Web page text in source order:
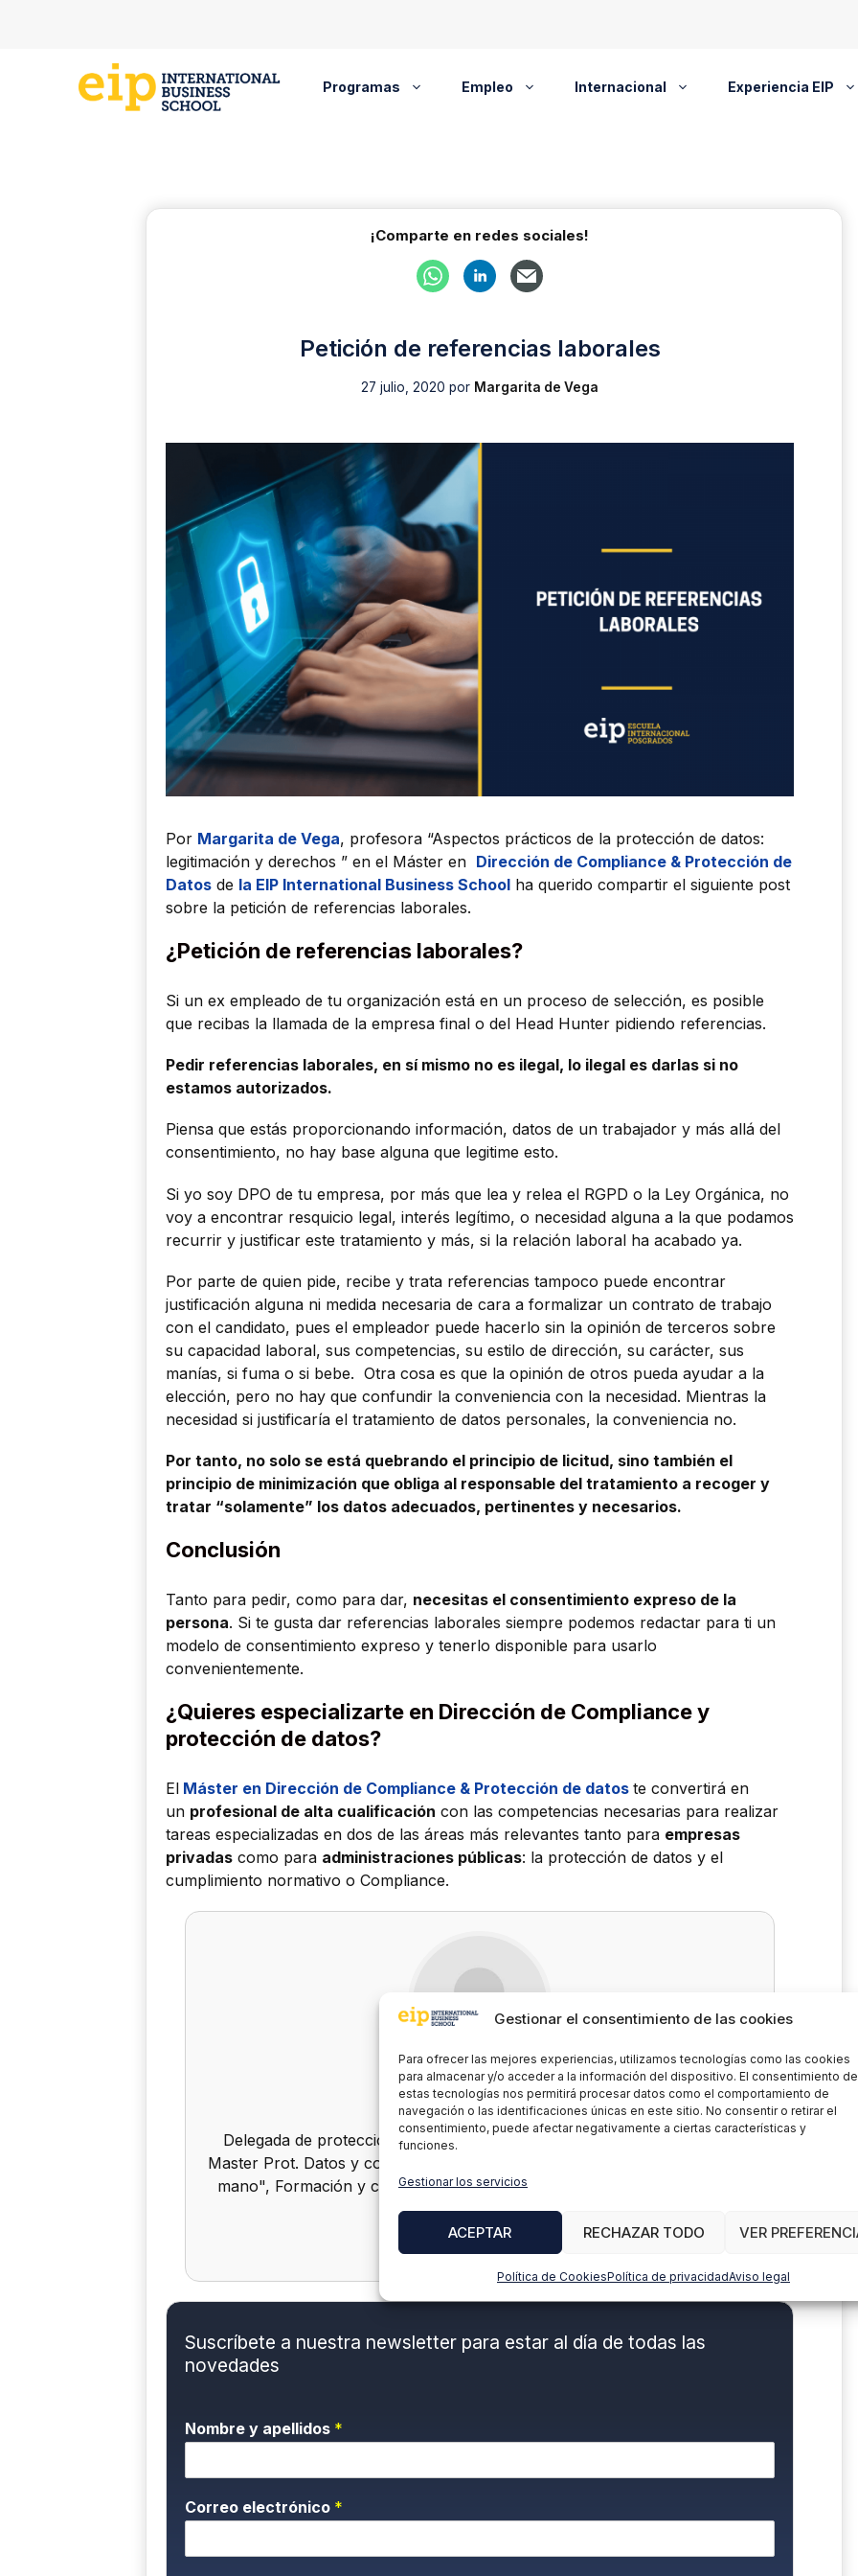
Gestionar el consentimiento de las cookies
Para ofrecer las mejores experiencias, utilizamos tecnologías como las cookies
para almacenar y/o acceder a la información del dispositivo. El consentimiento de
estas tecnologías nos permitirá procesar datos como el comportamiento de
navegación o las identificaciones únicas en este sitio. No consentir o retirar el
consentimiento, puede afectar negativamente a ciertas características y
funciones.
Gestionar los servicios
ACEPTAR RECHAZAR TODO VER
Política de CookiesPolítica de privacidadAviso legal
Programas Empleo Internacional Experiencia EIP
¡Comparte en redes sociales!
Petición de referencias laborales
27 julio, 2020 por Margarita de Vega
Por Margarita de Vega, profesora “Aspectos prácticos de la protección de datos:
legitimación y derechos ” en el Máster en Dirección de Compliance & Protección de
Datos de la EIP International Business School ha querido compartir el siguiente post
sobre la petición de referencias laborales.
¿Petición de referencias laborales?
Si un ex empleado de tu organización está en un proceso de selección, es posible
que recibas la llamada de la empresa final o del Head Hunter pidiendo referencias.
Pedir referencias laborales, en sí mismo no es ilegal, lo ilegal es darlas si no
estamos autorizados.
Piensa que estás proporcionando información, datos de un trabajador y más allá del
consentimiento, no hay base alguna que legitime esto.
Si yo soy DPO de tu empresa, por más que lea y relea el RGPD o la Ley Orgánica, no
voy a encontrar resquicio legal, interés legítimo, o necesidad alguna a la que podamos
recurrir y justificar este tratamiento y más, si la relación laboral ha acabado ya.
Por parte de quien pide, recibe y trata referencias tampoco puede encontrar
justificación alguna ni medida necesaria de cara a formalizar un contrato de trabajo
con el candidato, pues el empleador puede hacerlo sin la opinión de terceros sobre
su capacidad laboral, sus competencias, su estilo de dirección, su carácter, sus
manías, si fuma o si bebe. Otra cosa es que la opinión de otros pueda ayudar a la
elección, pero no hay que confundir la conveniencia con la necesidad. Mientras la
necesidad si justificaría el tratamiento de datos personales, la conveniencia no.
Por tanto, no solo se está quebrando el principio de licitud, sino también el
principio de minimización que obliga al responsable del tratamiento a recoger y
tratar “solamente” los datos adecuados, pertinentes y necesarios.
Conclusión
Tanto para pedir, como para dar, necesitas el consentimiento expreso de la
persona. Si te gusta dar referencias laborales siempre podemos redactar para ti un
modelo de consentimiento expreso y tenerlo disponible para usarlo
convenientemente.
¿Quieres especializarte en Dirección de Compliance y
protección de datos?
El Máster en Dirección de Compliance & Protección de datos te convertirá en
un profesional de alta cualificación con las competencias necesarias para realizar
tareas especializadas en dos de las áreas más relevantes tanto para empresas
privadas como para administraciones públicas: la protección de datos y el
cumplimiento normativo o Compliance.
Margarita de Vega
Delegada de protección de datos. Abogada y DPO certificada. Docente
Master Prot. Datos y compliance de la EIP. Proyectos adaptación "llave en
mano", Formación y concienciación privacidad EMPLEADOS y Auditoria
legal.
LinkedIn
Suscríbete a nuestra newsletter para estar al día de todas las
novedades
Nombre y apellidos *
Correo electrónico *